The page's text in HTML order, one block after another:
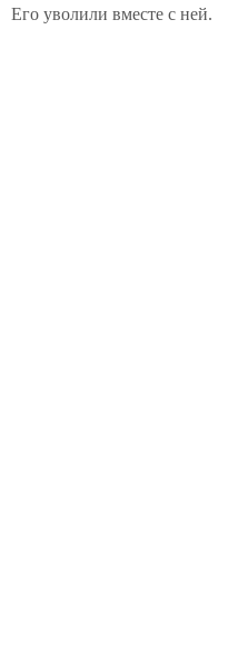
Его уволили вместе с ней.